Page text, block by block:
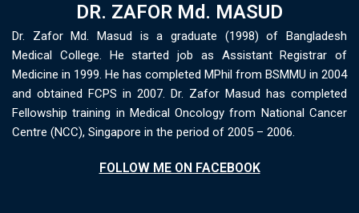
DR. ZAFOR Md. MASUD
Dr. Zafor Md. Masud is a graduate (1998) of Bangladesh
Medical College. He started job as Assistant Registrar of
Medicine in 1999. He has completed MPhil from BSMMU in 2004
and obtained FCPS in 2007. Dr. Zafor Masud has completed
Fellowship training in Medical Oncology from National Cancer
Centre (NCC), Singapore in the period of 2005 – 2006.
FOLLOW ME ON FACEBOOK